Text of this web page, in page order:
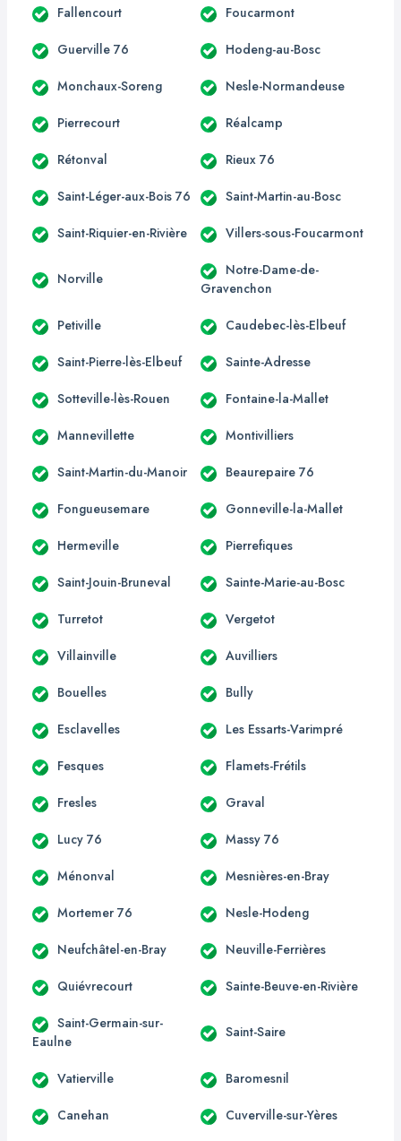
Fallencourt Foucarmont
Guerville 76 Hodeng-au-Bosc
Monchaux-Soreng Nesle-Normandeuse
Pierrecourt Réalcamp
Rétonval Rieux 76
Saint-Léger-aux-Bois 76 Saint-Martin-au-Bosc
Saint-Riquier-en-Rivière Villers-sous-Foucarmont
Norville
Notre-Dame-de-
Gravenchon
Petiville Caudebec-lès-Elbeuf
Saint-Pierre-lès-Elbeuf Sainte-Adresse
Sotteville-lès-Rouen Fontaine-la-Mallet
Mannevillette Montivilliers
Saint-Martin-du-Manoir Beaurepaire 76
Fongueusemare Gonneville-la-Mallet
Hermeville Pierrefiques
Saint-Jouin-Bruneval Sainte-Marie-au-Bosc
Turretot Vergetot
Villainville Auvilliers
Bouelles Bully
Esclavelles Les Essarts-Varimpré
Fesques Flamets-Frétils
Fresles Graval
Lucy 76 Massy 76
Ménonval Mesnières-en-Bray
Mortemer 76 Nesle-Hodeng
Neufchâtel-en-Bray Neuville-Ferrières
Quiévrecourt Sainte-Beuve-en-Rivière
Saint-Germain-sur-
Eaulne
Saint-Saire
Vatierville Baromesnil
Canehan Cuverville-sur-Yères